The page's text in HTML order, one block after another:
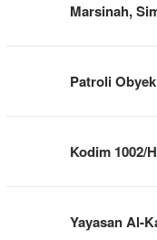
Marsinah,
Patroli
Kodim 1002/
Yayasan Al-